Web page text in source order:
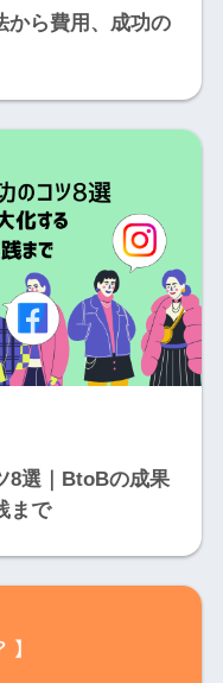
から費用、成功の
8選｜BtoBの成果
まで